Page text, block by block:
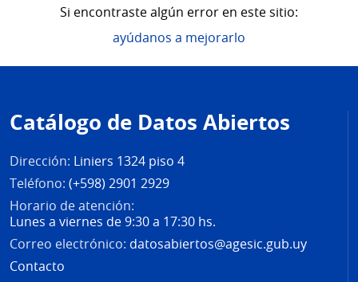
Si encontraste algún error en este sitio:
ayúdanos a mejorarlo
de
página
Catálogo de Datos Abiertos
Dirección: Liniers 1324 piso 4
Teléfono: (+598) 2901 2929
Horario de atención:
Lunes a viernes de 9:30 a 17:30 hs.
Correo electrónico: datosabiertos@agesic.gub.uy
Contacto